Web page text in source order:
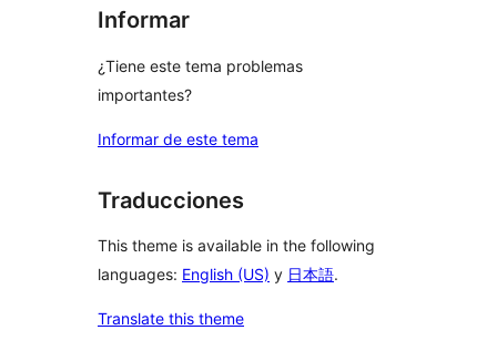
Informar
¿Tiene este tema problemas
importantes?
Informar de este tema
Traducciones
This theme is available in the following
languages: English (US) y 日本語.
Translate this theme